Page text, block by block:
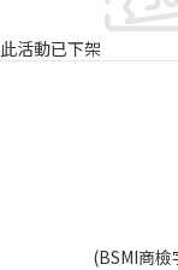
此活動已下架
(BSMI商